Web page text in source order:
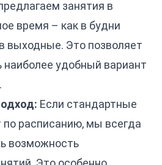
занятия в
время – как в будни
выходные. Это позволяет
удобный вариант
Если стандартные
по расписанию, мы всегда
возможность